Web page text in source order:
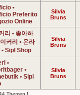
•
Preferito
Online
Silvia
Bruns
리 • 좋아하
커리 • 온라
• Sipl Shop
Silvia
Bruns
•
•
• Sipl
Silvia
Bruns
Themen ]